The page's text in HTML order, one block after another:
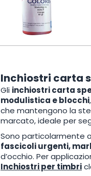
Inchiostri carta
Gli inchiostri carta
modulistica e blocchi
che mantengono la
marcato, ideale per
Sono particolarmente
fascicoli urgenti,
d’occhio. Per
Inchiostri per timbri